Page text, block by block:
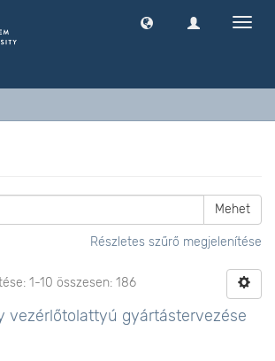
Mehet
Részletes szűrő megjelenítése
1-10 összesen: 186
vezérlőtolattyú gyártástervezése